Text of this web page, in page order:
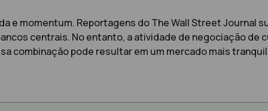
e momentum. Reportagens do The Wall Street Journal
centrais. No entanto, a atividade de negociação de
combinação pode resultar em um mercado mais